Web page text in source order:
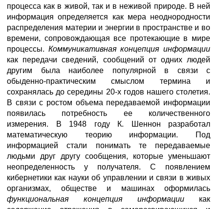
процесса как в живой, так и в неживой природе. В ней
информация определяется как мера неоднородности
распределения материи и энергии в пространстве и во
времени, сопровождающая все протекающие в мире
процессы. Коммуникативная концепция информации
как передачи сведений, сообщений от одних людей
другим была наиболее популярной в связи с
обыденно-практическим смыслом термина и
сохранялась до середины 20-х годов нашего столетия.
В связи с ростом объема передаваемой информации
появилась потребность ее количественного
измерения. В 1948 году К. Шеннон разработал
математическую теорию информации. Под
информацией стали понимать те передаваемые
людьми друг другу сообщения, которые уменьшают
неопределенность у получателя. С появлением
кибернетики как науки об управлении и связи в живых
организмах, обществе и машинах оформилась
функциональная концепция информации как